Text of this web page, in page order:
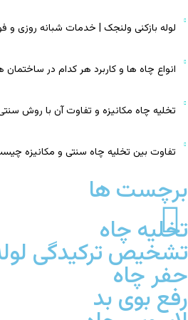
لوله بازکنی ولنجک | خدمات شبانه روزی و فوری
انواع چاه‌ ها و کاربرد هر کدام در ساختمان‌
تخلیه چاه مکانیزه و تفاوت آن با روش
تفاوت بین تخلیه چاه سنتی و مکانیزه
برچست ها
تخلیه چاه
تشخیص ترکیدگی
حفر چاه
رفع بوی بد